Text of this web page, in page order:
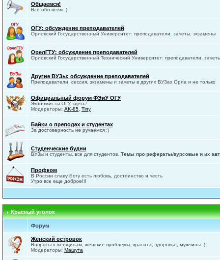
Общаемся!
Всё обо всем :)
ОГУ: обсуждение преподавателей
Орловский Государственный Университет: преподаватели, зачеты, экзамены
ОрелГТУ: обсуждение преподавателей
Орловский Государственный Технический Университет: преподаватели,
Другие ВУЗы: обсуждение преподавателей
Преподаватели, сессия, экзамены и зачеты в других ВУЗах Орла и не только
Официальный форум ФЭиУ ОГУ
Экономисты ОГУ здесь!
Модераторы: AK-85, Tiny
Байки о преподах и студентах
За достоверность не ручаемся ;)
Студенческие будни
ВУЗы и студенты, все для студентов. Темы про рефераты/курсовые и их
Профком
В России славу Богу есть любовь, достоинство и честь
Утро все еще доброе!!!
Красный уголок
Форум
Женский островок
Вопросы к женщинам, женские проблемы, красота, здоровье, мужчины :)
Модераторы: Машута